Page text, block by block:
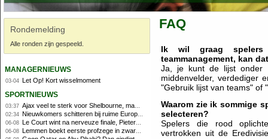
Rondemelding
Alle ronden zijn gespeeld.
managernieuws
03-04 Let Op! Kort wisselmoment
sportnieuws
03:37 Ajax veel te sterk voor Shelbourne, maar houdt schade beperkt
02:34 Nieuwkomers schitteren bij ruime Europese zege FC Twente
06-08 Le Court wint na nerveuze finale, Pieterse derde
06-08 Lemmen boekt eerste profzege in zware Ronde van Polen-rit
FAQ
Ik wil graag
teammanagement, kan
Ja, je kunt de lijst onder
middenvelder, verdediger
"Gebruik lijst van teams" of
Waarom zie ik sommige
selecteren?
Spelers die rood
vertrokken uit de